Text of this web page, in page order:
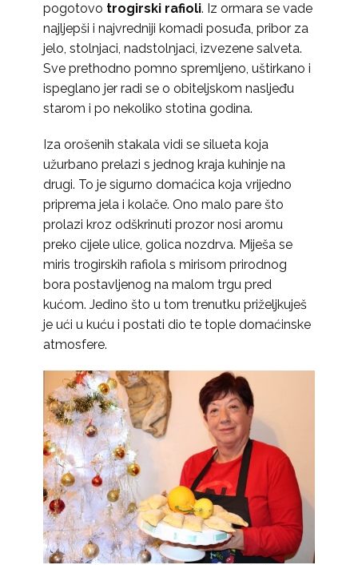
pogotovo trogirski rafioli. Iz ormara se vade
najljepši i najvredniji komadi posuđa, pribor za
jelo, stolnjaci, nadstolnjaci, izvezene salveta.
Sve prethodno pomno spremljeno, uštirkano i
ispeglano jer radi se o obiteljskom nasljeđu
starom i po nekoliko stotina godina.
Iza orošenih stakala vidi se silueta koja
užurbano prelazi s jednog kraja kuhinje na
drugi. To je sigurno domaćica koja vrijedno
priprema jela i kolače. Ono malo pare što
prolazi kroz odškrinuti prozor nosi aromu
preko cijele ulice, golica nozdrva. Miješa se
miris trogirskih rafiola s mirisom prirodnog
bora postavljenog na malom trgu pred
kućom. Jedino što u tom trenutku priželjkuješ
je ući u kuću i postati dio te tople domaćinske
atmosfere.